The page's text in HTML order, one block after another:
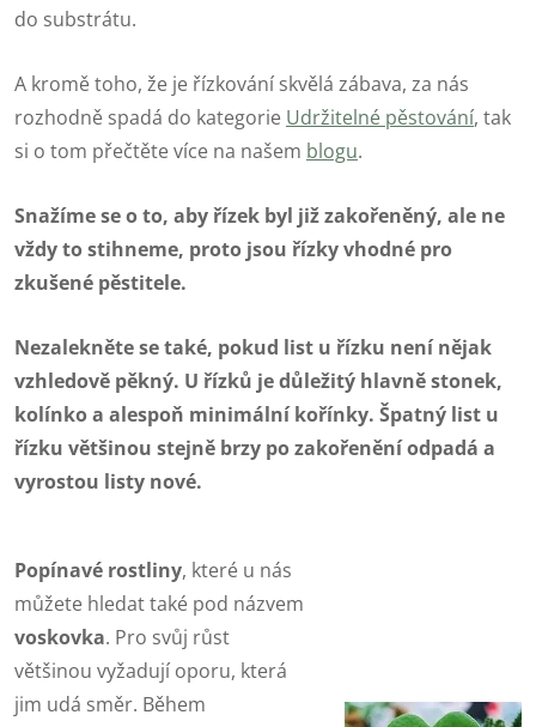
do substrátu.
A kromě toho, že je řízkování skvělá zábava, za nás
rozhodně spadá do kategorie Udržitelné pěstování, tak
si o tom přečtěte více na našem blogu.
Snažíme se o to, aby řízek byl již zakořeněný, ale ne
vždy to stihneme, proto jsou řízky vhodné pro
zkušené pěstitele.
Nezalekněte se také, pokud list u řízku není nějak
vzhledově pěkný. U řízků je důležitý hlavně stonek,
kolínko a alespoň minimální kořínky. Špatný list u
řízku většinou stejně brzy po zakořenění odpadá a
vyrostou listy nové.
Popínavé rostliny, které u nás
můžete hledat také pod názvem
voskovka. Pro svůj růst
většinou vyžadují oporu, která
jim udá směr. Během